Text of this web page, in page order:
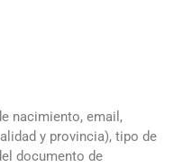
nacimiento, email,
y provincia), tipo de
documento de